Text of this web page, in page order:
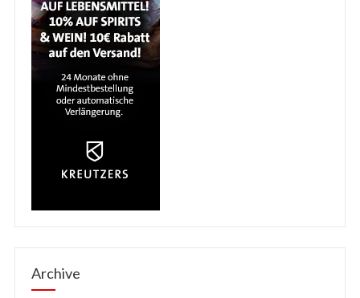
Archive